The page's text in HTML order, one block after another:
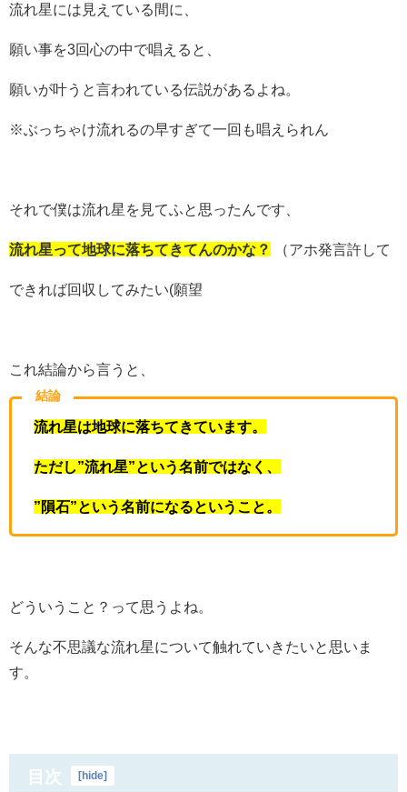
流れ星には見えている間に、
願い事を3回心の中で唱えると、
願いが叶うと言われている伝説があるよね。
※ぶっちゃけ流れるの早すぎて一回も唱えられん
それで僕は流れ星を見てふと思ったんです、
流れ星って地球に落ちてきてんのかな？ （アホ発言許して
できれば回収してみたい(願望
これ結論から言うと、
結論
流れ星は地球に落ちてきています。
ただし”流れ星”という名前ではなく、
”隕石”という名前になるということ。
どういうこと？って思うよね。
そんな不思議な流れ星について触れていきたいと思いま
す。
目次 [hide]